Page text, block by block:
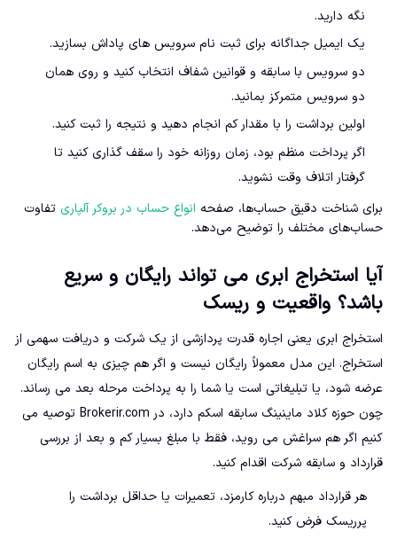
نگه دارید.
یک ایمیل جداگانه برای ثبت نام سرویس های پاداش بسازید.
دو سرویس با سابقه و قوانین شفاف انتخاب کنید و روی همان
دو سرویس متمرکز بمانید.
اولین برداشت را با مقدار کم انجام دهید و نتیجه را ثبت کنید.
اگر پرداخت منظم بود، زمان روزانه خود را سقف گذاری کنید تا
گرفتار اتلاف وقت نشوید.
برای شناخت دقیق حساب‌ها، صفحه انواع حساب در بروکر آلپاری تفاوت
حساب‌های مختلف را توضیح می‌دهد.
آیا استخراج ابری می تواند رایگان و سریع
باشد؟ واقعیت و ریسک
استخراج ابری یعنی اجاره قدرت پردازشی از یک شرکت و دریافت سهمی از
استخراج. این مدل معمولاً رایگان نیست و اگر هم چیزی به اسم رایگان
عرضه شود، یا تبلیغاتی است یا شما را به پرداخت مرحله بعد می رساند.
چون حوزه کلاد ماینینگ سابقه اسکم دارد، در Brokerir.com توصیه می
کنیم اگر هم سراغش می روید، فقط با مبلغ بسیار کم و بعد از بررسی
قرارداد و سابقه شرکت اقدام کنید.
هر قرارداد مبهم درباره کارمزد، تعمیرات یا حداقل برداشت را
پرریسک فرض کنید.